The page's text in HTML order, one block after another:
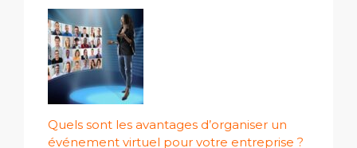
Quels sont les avantages d’organiser un
événement virtuel pour votre entreprise ?